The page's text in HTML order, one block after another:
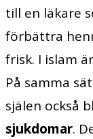
till en läkare
förbättra
frisk. I islam
På samma
själen också
sjukdomar.